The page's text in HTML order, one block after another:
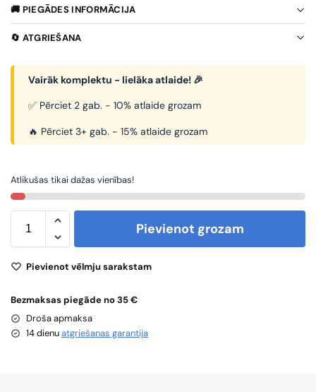
🚚 PIEGĀDES INFORMĀCIJA
🔄 ATGRIEŠANA
Vairāk komplektu - lielāka atlaide! 🎉
✅ Pērciet 2 gab. - 10% atlaide grozam
🔥 Pērciet 3+ gab. - 15% atlaide grozam
Atlikušas tikai dažas vienības!
Pievienot grozam
Pievienot vēlmju sarakstam
Bezmaksas piegāde no 35 €
Droša apmaksa
14 dienuatgriešanas garantija